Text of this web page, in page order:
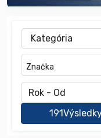
Kategória
Značka
191